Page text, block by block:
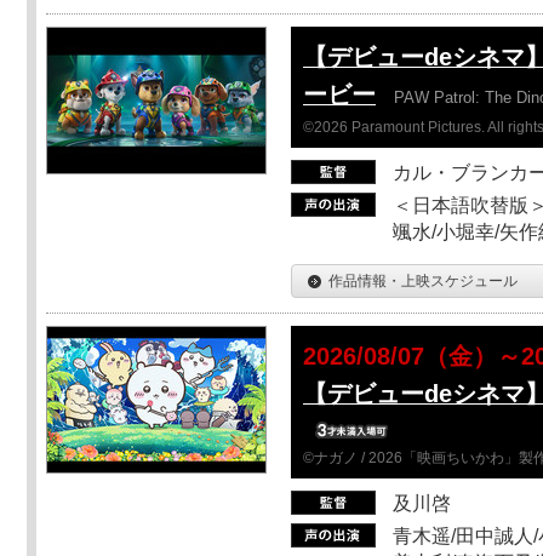
【デビューdeシネマ
ービー
PAW Patrol: The
©2026 Paramount Pictures. All
カル・ブランカ
＜日本語吹替版
颯水/小堀幸/矢作
作品情報・上映スケジュール
2026/08/07（金）～
【デビューdeシネマ
©ナガノ / 2026「映画ちいかわ」製
及川啓
青木遥/田中誠人